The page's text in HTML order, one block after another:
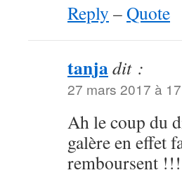
Reply –Quote
tanjadit :
27 mars 2017 à
Ah le coup du
galère en effet
remboursent !!!